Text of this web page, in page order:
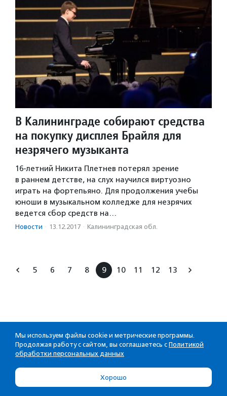
В Калининграде собирают средства
на покупку дисплея Брайля для
незрячего музыканта
16-летний Никита Плетнев потерял зрение
в раннем детстве, на слух научился виртуозно
играть на фортепьяно. Для продолжения учебы
юноши в музыкальном колледже для незрячих
ведется сбор средств на…
Новости · 13.12.2017 · Калининградская обл.
5 6 7 8 9 10 11 12 13
Мы используем файлы cookie и метрические программы.
Продолжая работу с сайтом, вы соглашаетесь с Политикой
обработки персональных данных
Хорошо